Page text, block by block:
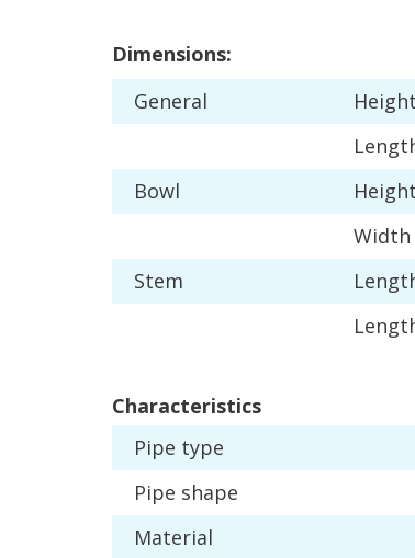
Dimensions:
General
Height
Bowl
Height
Width
Stem
Characteristics
Pipe type
Pipe shape
Material